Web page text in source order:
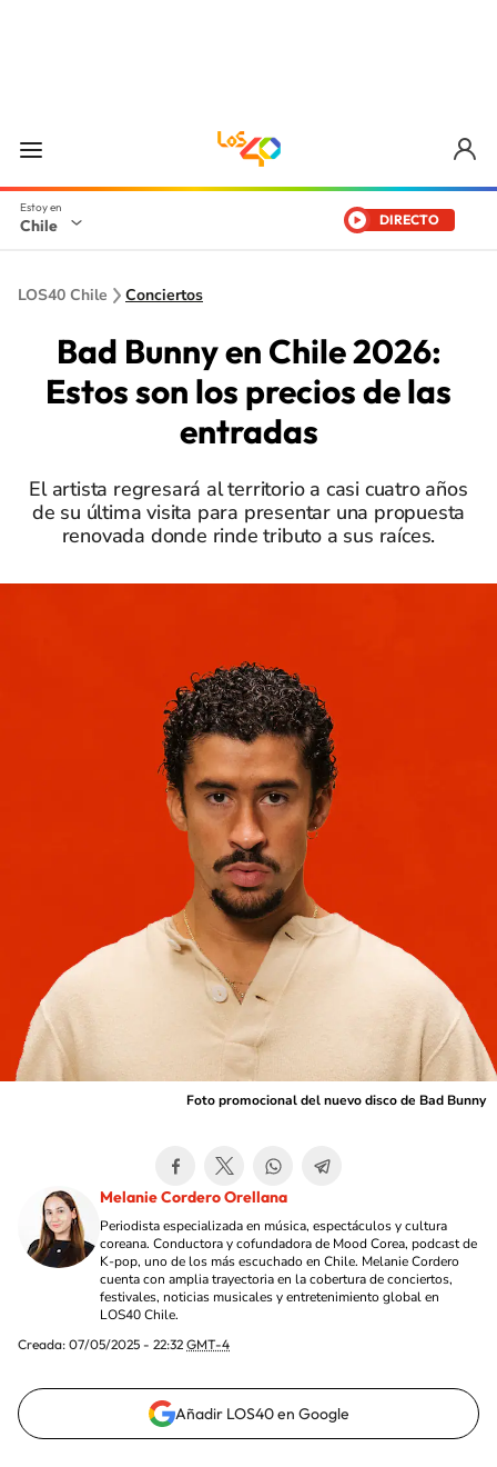
Chile DIRECTO
LOS40 Chile Conciertos
Bad Bunny en Chile 2026:
Estos son los precios de las
entradas
El artista regresará al territorio a casi cuatro años
de su última visita para presentar una propuesta
renovada donde rinde tributo a sus raíces.
Foto promocional del nuevo disco de Bad Bunny
Melanie Cordero Orellana
Periodista especializada en música, espectáculos y cultura
coreana. Conductora y cofundadora de Mood Corea, podcast de
K-pop, uno de los más escuchado en Chile. Melanie Cordero
cuenta con amplia trayectoria en la cobertura de conciertos,
festivales, noticias musicales y entretenimiento global en
LOS40 Chile.
Creada: 07/05/2025 - 22:32 GMT-4
Añadir LOS40 en Google